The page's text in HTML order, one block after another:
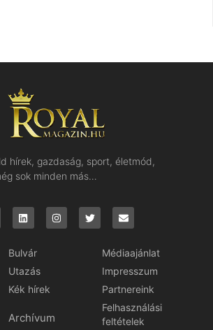
hírek, gazdaság, sport, életmód,
sok minden más…
Bulvár
Utazás
Kék hírek
Archívum
Médiaajánlat
Impresszum
Partnereink
Felhasználási
feltételek